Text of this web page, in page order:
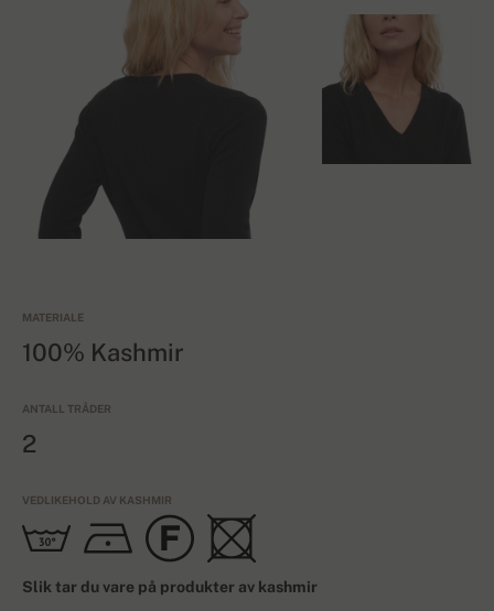
MATERIALE
100% Kashmir
ANTALL TRÅDER
2
VEDLIKEHOLD AV KASHMIR
Slik tar du vare på produkter av kashmir